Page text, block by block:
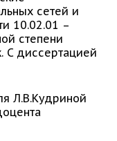
сетей и
10.02.01 –
степени
С диссертацией
Л.В.Кудриной